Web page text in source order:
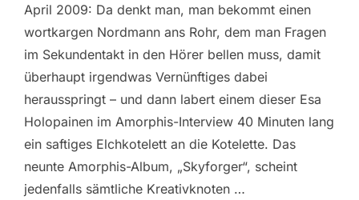
April 2009: Da denkt man, man bekommt einen
wortkargen Nordmann ans Rohr, dem man Fragen
im Sekundentakt in den Hörer bellen muss, damit
überhaupt irgendwas Vernünftiges dabei
herausspringt – und dann labert einem dieser Esa
Holopainen im Amorphis-Interview 40 Minuten lang
ein saftiges Elchkotelett an die Kotelette. Das
neunte Amorphis-Album, „Skyforger“, scheint
jedenfalls sämtliche Kreativknoten …